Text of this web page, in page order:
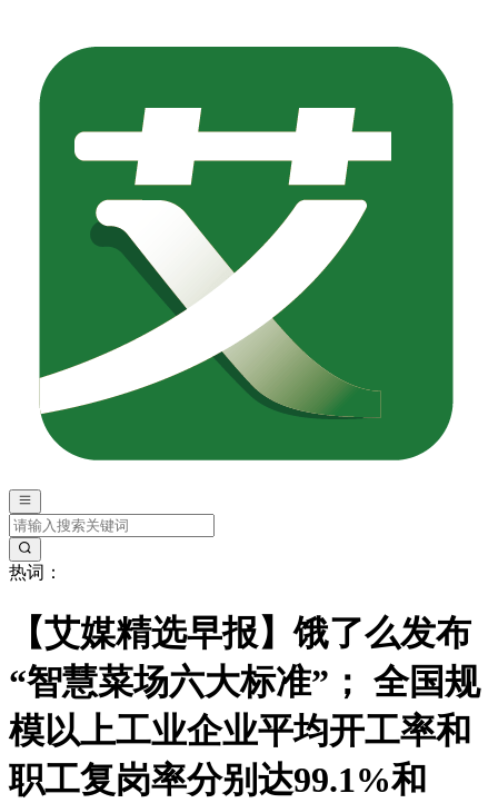
热词：
【艾媒精选早报】饿了么发布
“智慧菜场六大标准”； 全国规
模以上工业企业平均开工率和
职工复岗率分别达99.1%和